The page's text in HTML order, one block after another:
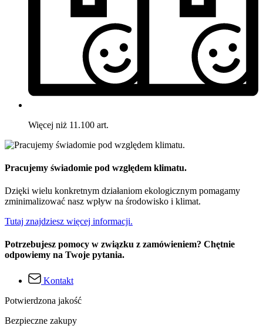
Więcej niż 11.100 art.
Pracujemy świadomie pod względem klimatu.
Dzięki wielu konkretnym działaniom ekologicznym pomagamy
zminimalizować nasz wpływ na środowisko i klimat.
Tutaj znajdziesz więcej informacji.
Potrzebujesz pomocy w związku z zamówieniem? Chętnie
odpowiemy na Twoje pytania.
Kontakt
Potwierdzona jakość
Bezpieczne zakupy